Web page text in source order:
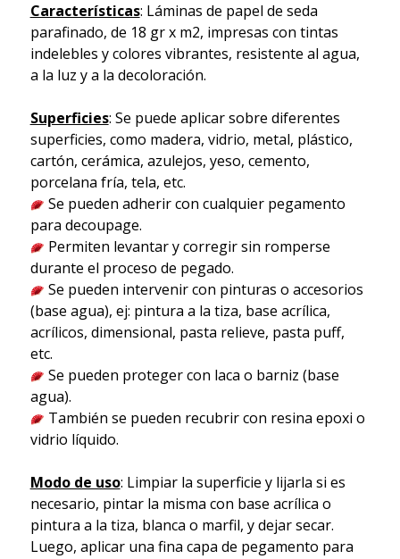
Características: Láminas de papel de seda
parafinado, de 18 gr x m2, impresas con tintas
indelebles y colores vibrantes, resistente al agua,
a la luz y a la decoloración.
Superficies: Se puede aplicar sobre diferentes
superficies, como madera, vidrio, metal, plástico,
cartón, cerámica, azulejos, yeso, cemento,
porcelana fría, tela, etc.
Se pueden adherir con cualquier pegamento
para decoupage.
Permiten levantar y corregir sin romperse
durante el proceso de pegado.
Se pueden intervenir con pinturas o accesorios
(base agua), ej: pintura a la tiza, base acrílica,
acrílicos, dimensional, pasta relieve, pasta puff,
etc.
Se pueden proteger con laca o barniz (base
agua).
También se pueden recubrir con resina epoxi o
vidrio líquido.
Modo de uso: Limpiar la superficie y lijarla si es
necesario, pintar la misma con base acrílica o
pintura a la tiza, blanca o marfil, y dejar secar.
Luego, aplicar una fina capa de pegamento para